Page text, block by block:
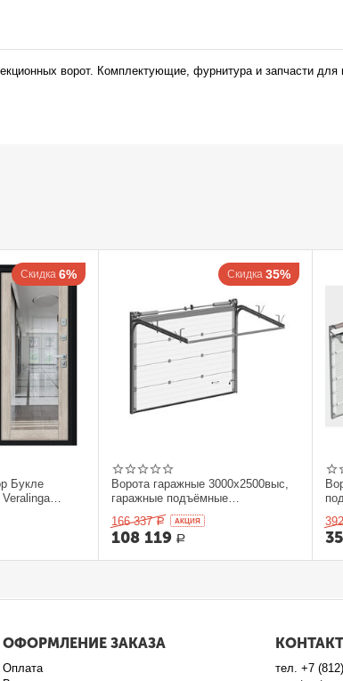
ворот. Комплектующие, фурнитура и запчасти
Скидка 6%
Букле
Скидка 35%
Ворота гаражные 3000x2500выс,
гаражные подъёмные
секционныеDoorHan
166 337 Р AКЦИЯ
108 119 Р
ОФОРМЛЕНИЕ ЗАКАЗА
Оплата
тел.+7